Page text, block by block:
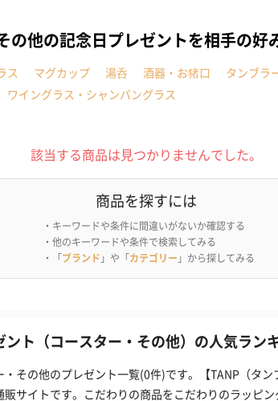
の他の記念日プレゼントを相手の好
ス マグカップ 湯呑 酒器・お猪口
タンブラ
ワイングラス・シャンパングラス
該当する商品は見つかりませんでした。
商品を探すには
・キーワードや条件に間違いがないか確認する
・他のキーワードや条件で検索してみる
・「ブランド 」や「カテゴリー 」から探してみる
ト（コースター・その他）の人気ラン
その他のプレゼント一覧(0件)です。【TANP（タ
販サイトです。こだわりの商品をこだわりのラッピ